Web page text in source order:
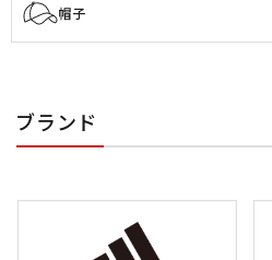
帽子
ブランド